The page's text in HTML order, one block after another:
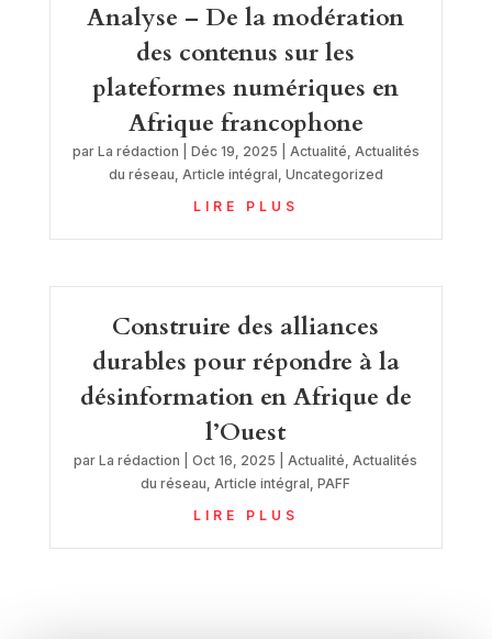
Analyse – De la modération
des contenus sur les
plateformes numériques en
Afrique francophone
par La rédaction Déc 19, 2025 Actualité, Actualités
du réseau, Article intégral, Uncategorized
LIRE PLUS
Construire des alliances
durables pour répondre à la
désinformation en Afrique de
l’Ouest
parLa rédaction |Oct 16, 2025 Actualité Actualités
du réseau Article intégral ,PAFF
LIRE PLUS